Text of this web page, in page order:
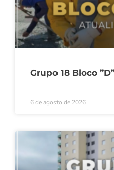
Grupo 18 Bloco
6 de agosto de 2026